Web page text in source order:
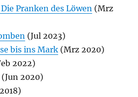
Pranken des Löwen (Mrz
(Jul 2023)
bis ins Mark (Mrz 2020)
2022)
(Jun 2020)